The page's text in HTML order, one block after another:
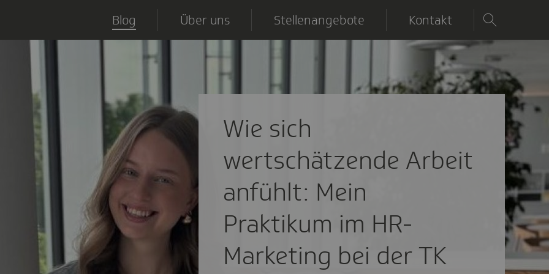
Blog Über uns Stellenangebote Kontakt
Wie sich
wertschätzende Arbeit
anfühlt: Mein
Praktikum im HR-
Marketing bei der TK